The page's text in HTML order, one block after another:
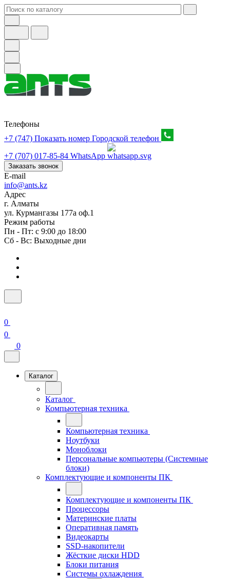
Телефоны
+7 (747) Показать номер Городской телефон
+7 (707) 017-85-84 WhatsApp
Заказать звонок
E-mail
info@ants.kz
Адрес
г. Алматы
ул. Курмангазы 177а оф.1
Режим работы
Пн - Пт: с 9:00 до 18:00
Сб - Вс: Выходные дни
0
0
0
Каталог
Каталог
Компьютерная техника
Компьютерная техника
Ноутбуки
Моноблоки
Персональные компьютеры (Системные
блоки)
Комплектующие и компоненты ПК
Комплектующие и компоненты ПК
Процессоры
Материнские платы
Оперативная память
Видеокарты
SSD-накопители
Жёсткие диски HDD
Блоки питания
Системы охлаждения